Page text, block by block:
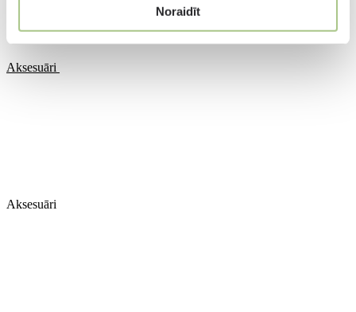
Noraidīt
Aksesuāri
Aksesuāri